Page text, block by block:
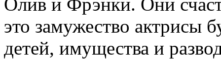
это замужество актрисы
детей, имущества и